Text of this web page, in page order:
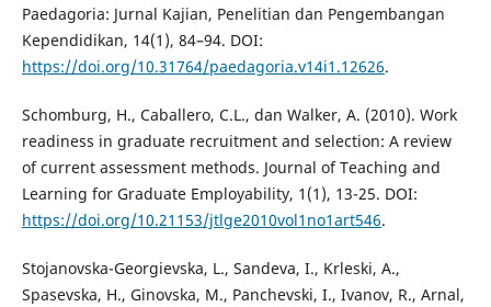
Paedagoria: Jurnal Kajian, Penelitian dan Pengembangan
Kependidikan, 14(1), 84–94. DOI:
https://doi.org/10.31764/paedagoria.v14i1.12626.
Schomburg, H., Caballero, C.L., dan Walker, A. (2010). Work
readiness in graduate recruitment and selection: A review
of current assessment methods. Journal of Teaching and
Learning for Graduate Employability, 1(1), 13-25. DOI:
https://doi.org/10.21153/jtlge2010vol1no1art546.
Stojanovska-Georgievska, L., Sandeva, I., Krleski, A.,
Spasevska, H., Ginovska, M., Panchevski, I., Ivanov, R., Arnal,